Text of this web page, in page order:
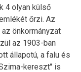
4 olyan külső
őrzi. Az
önkormányzat
az 1903-ban
állapotú, a falu és
kereszt" is